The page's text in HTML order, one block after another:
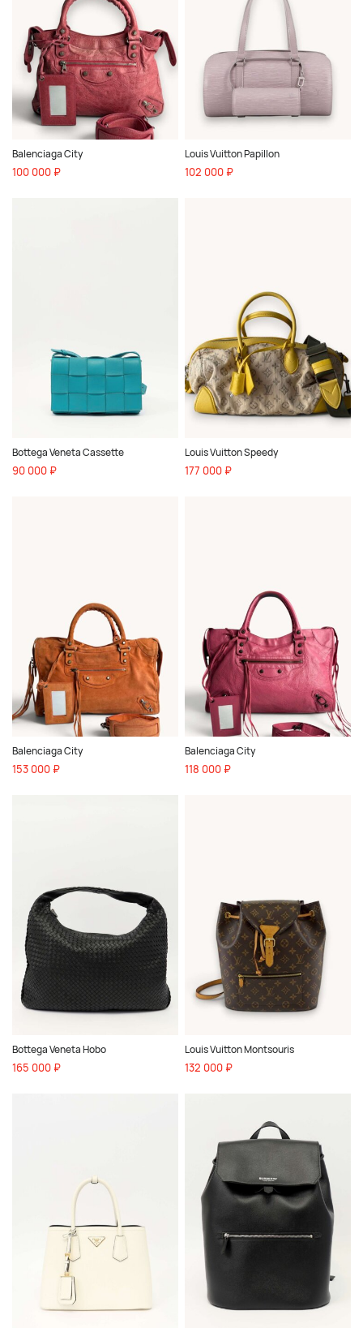
Balenciaga City
100 000 ₽
Louis Vuitton Papillon
102 000 ₽
Bottega Veneta Cassette
90 000 ₽
Louis Vuitton Speedy
177 000 ₽
Balenciaga City
153 000 ₽
Balenciaga City
118 000 ₽
Bottega Veneta Hobo
165 000 ₽
Louis Vuitton Montsouris
132 000 ₽